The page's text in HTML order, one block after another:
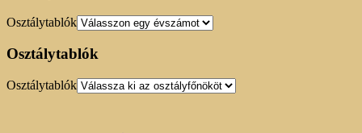
Osztálytablók
Osztálytablók
Osztálytablók